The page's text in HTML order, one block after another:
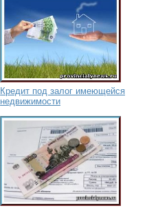
Кредит под залог имеющейся
недвижимости